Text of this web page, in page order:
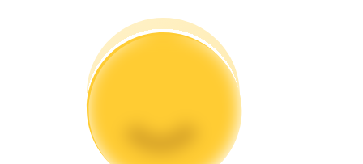
คู่มือเริ่มต้นฟิวเจอร์ส